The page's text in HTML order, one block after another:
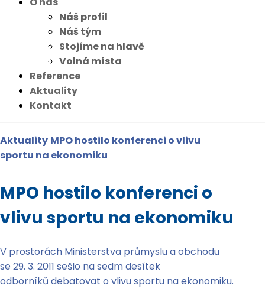
Náš profil
Náš tým
Stojíme na hlavě
Volná místa
Reference
Aktuality
Kontakt
Aktuality MPO hostilo konferenci o vlivu
sportu na ekonomiku
MPO hostilo konferenci o
vlivu sportu na ekonomiku
V prostorách Ministerstva průmyslu a obchodu
se 29. 3. 2011 sešlo na sedm desítek
odborníků debatovat o vlivu sportu na ekonomiku.